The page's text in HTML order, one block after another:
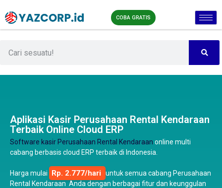
COBA GRATIS
Aplikasi Kasir Perusahaan Rental Kendaraan
Terbaik Online Cloud ERP
Software kasir Perusahaan Rental Kendaraan online multi
cabang berbasis cloud ERP terbaik di Indonesia.
Harga mulai Rp. 2.777/hari untuk semua cabang Perusahaan
Rental Kendaraan Anda dengan berbagai fitur dan keunggulan